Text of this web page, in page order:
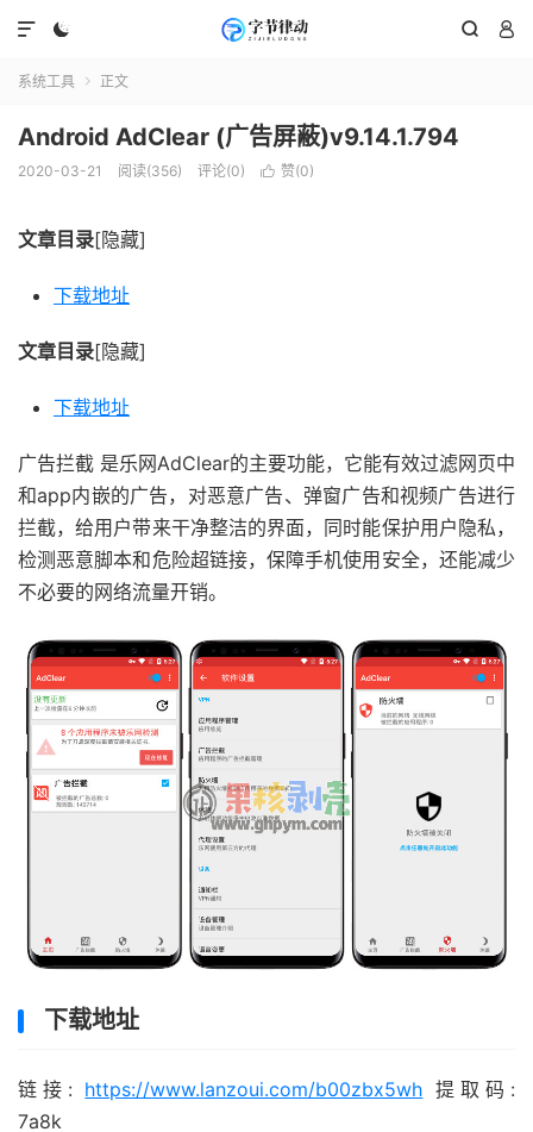
  

系统工具  正文
Android AdClear (广告屏蔽)v9.14.1.794
2020-03-21 阅读(356) 评论(0)  赞(0)
文章目录[隐藏]
下载地址
文章目录[隐藏]
下载地址
广告拦截 是乐网AdClear的主要功能，它能有效过滤网页中
和app内嵌的广告，对恶意广告、弹窗广告和视频广告进行
拦截，给用户带来干净整洁的界面，同时能保护用户隐私，
检测恶意脚本和危险超链接，保障手机使用安全，还能减少
不必要的网络流量开销。
下载地址
链接: https://www.lanzoui.com/b00zbx5wh 提取码:
7a8k